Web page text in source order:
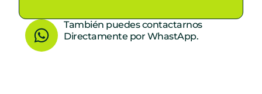
W
h
También puedes contactarnos
Directamente por WhastApp.